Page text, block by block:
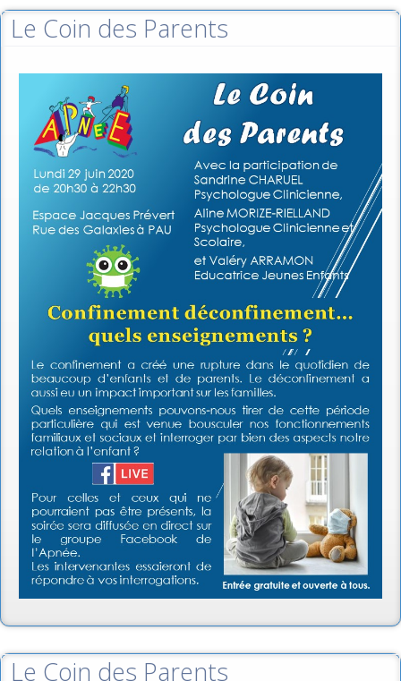
Le Coin des Parents
Le Coin des Parents